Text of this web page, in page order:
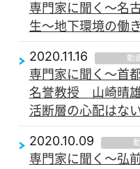
専門家に聞く～名
生～地下環境の働
2020.11.16 動
専門家に聞く～首
名誉教授 山崎晴
活断層の心配はな
2020.10.09
専門家に聞く～弘